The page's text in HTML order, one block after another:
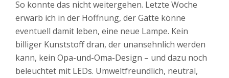
So konnte das nicht weitergehen. Letzte Woche
erwarb ich in der Hoffnung, der Gatte könne
eventuell damit leben, eine neue Lampe. Kein
billiger Kunststoff dran, der unansehnlich werden
kann, kein Opa-und-Oma-Design – und dazu noch
beleuchtet mit LEDs. Umweltfreundlich, neutral,